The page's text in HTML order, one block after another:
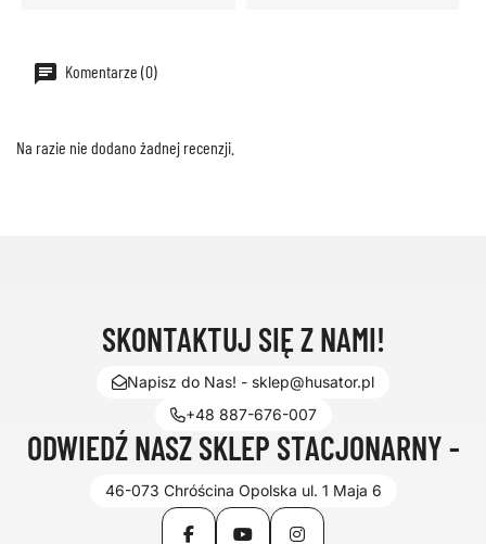
Komentarze (0)
Na razie nie dodano żadnej recenzji.
SKONTAKTUJ SIĘ Z NAMI!
Napisz do Nas! - sklep@husator.pl
+48 887-676-007
ODWIEDŹ NASZ SKLEP STACJONARNY -
46-073 Chróścina Opolska ul. 1 Maja 6
FacebookYouTubeInstagram